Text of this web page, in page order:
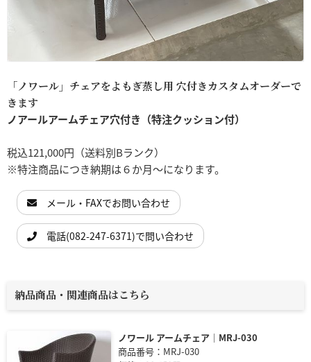
「ノワール」チェアをよもぎ蒸し用 穴付きカスタムオーダーで
きます
ノアールアームチェア穴付き（特注クッション付）
税込121,000円（送料別Bランク）
※特注商品につき納期は６か月～になります。
メール・FAXでお問い合わせ
電話(082-247-6371)で問い合わせ
納品商品・関連商品はこちら
ノワール アームチェア｜MRJ-030
商品番号：MRJ-030